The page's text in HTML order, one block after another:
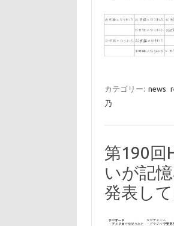
カテゴリー: news
乃
第190回
いが記
発表し